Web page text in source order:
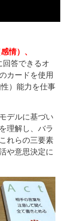
情） 、
回答できるオ
カードを使用
）能力を仕事
デルに基づい
理解し、バラ
れらの三要素
や意思決定に